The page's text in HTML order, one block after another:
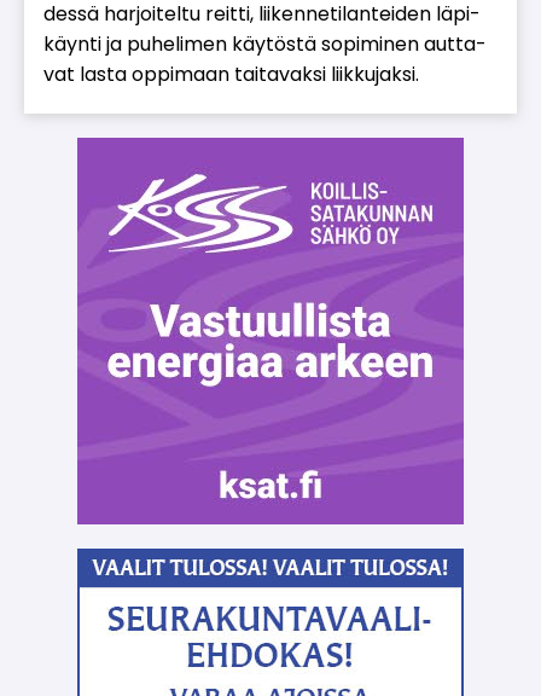
des­sä har­joi­tel­tu reit­ti, lii­ken­ne­ti­lan­tei­den lä­pi­
käyn­ti ja pu­he­li­men käy­tös­tä so­pi­mi­nen aut­ta­
vat las­ta op­pi­maan tai­ta­vak­si liik­ku­jak­si.